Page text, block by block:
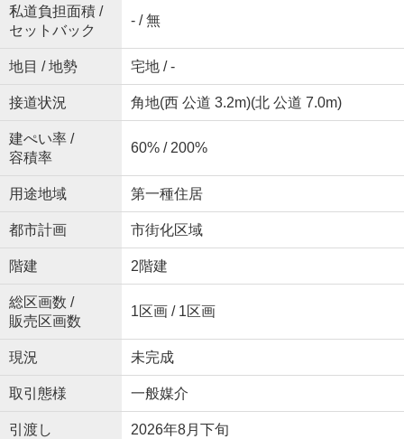
私道負担面積 /
セットバック
- / 無
地目 / 地勢 宅地 / -
接道状況 角地(西 公道 3.2m)(北 公道 7.0m)
建ぺい率 /
容積率
60% / 200%
用途地域 第一種住居
都市計画 市街化区域
階建 2階建
総区画数 /
販売区画数
1区画 / 1区画
現況 未完成
取引態様 一般媒介
引渡し 2026年8月下旬